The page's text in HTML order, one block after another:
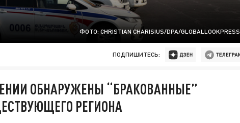
ФОТО: CHRISTIAN CHARISIUS/DPA/GLOBALLOOKPRESS
ПОДПИШИТЕСЬ:
ОБНАРУЖЕНЫ “БРАКОВАННЫЕ”
РЕГИОНА